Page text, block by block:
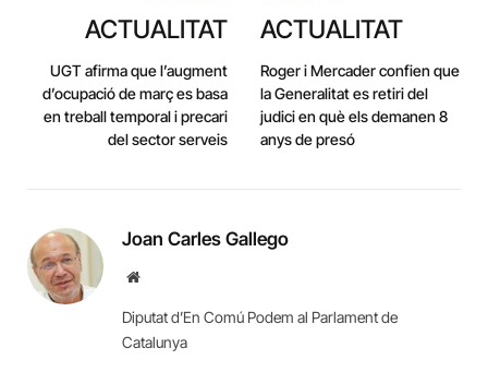
ACTUALITAT
UGT afirma que l’augment
d’ocupació de març es basa
en treball temporal i precari
del sector serveis
ACTUALITAT
Roger i Mercader confien que
la Generalitat es retiri del
judici en què els demanen 8
anys de presó
Joan Carles Gallego
Website
Diputat d’En Comú Podem al Parlament de
Catalunya